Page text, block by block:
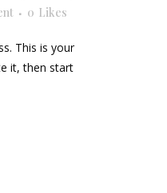
0 Likes
This is your
it, then start